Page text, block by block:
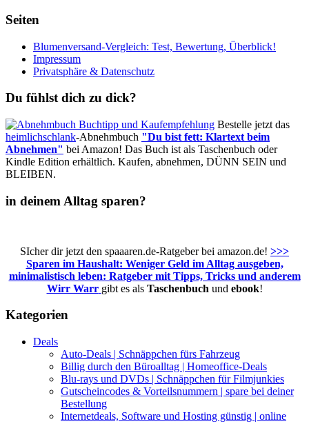
Seiten
Blumenversand-Vergleich: Test, Bewertung, Überblick!
Impressum
Privatsphäre & Datenschutz
Du fühlst dich zu dick?
Bestelle jetzt das
heimlichschlank-Abnehmbuch "Du bist fett: Klartext beim
Abnehmen" bei Amazon! Das Buch ist als Taschenbuch oder
Kindle Edition erhältlich. Kaufen, abnehmen, DÜNN SEIN und
BLEIBEN.
in deinem Alltag sparen?
SIcher dir jetzt den spaaaren.de-Ratgeber bei amazon.de! >>>
Sparen im Haushalt: Weniger Geld im Alltag ausgeben,
minimalistisch leben: Ratgeber mit Tipps, Tricks und anderem
Wirr Warr gibt es als Taschenbuch und ebook!
Kategorien
Deals
Auto-Deals | Schnäppchen fürs Fahrzeug
Billig durch den Büroalltag | Homeoffice-Deals
Blu-rays und DVDs | Schnäppchen für Filmjunkies
Gutscheincodes & Vorteilsnummern | spare bei deiner
Bestellung
Internetdeals, Software und Hosting günstig | online